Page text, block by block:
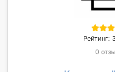
Рейтинг:
0